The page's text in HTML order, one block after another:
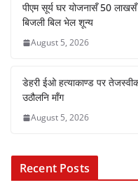
पीएम सूर्य घर योजनासँ 50
बिजली बिल भेल शून्य
August 5, 2026
डेहरी ईओ हत्याकाण्ड पर
उठौलनि माँग
August 5, 2026
Recent Posts